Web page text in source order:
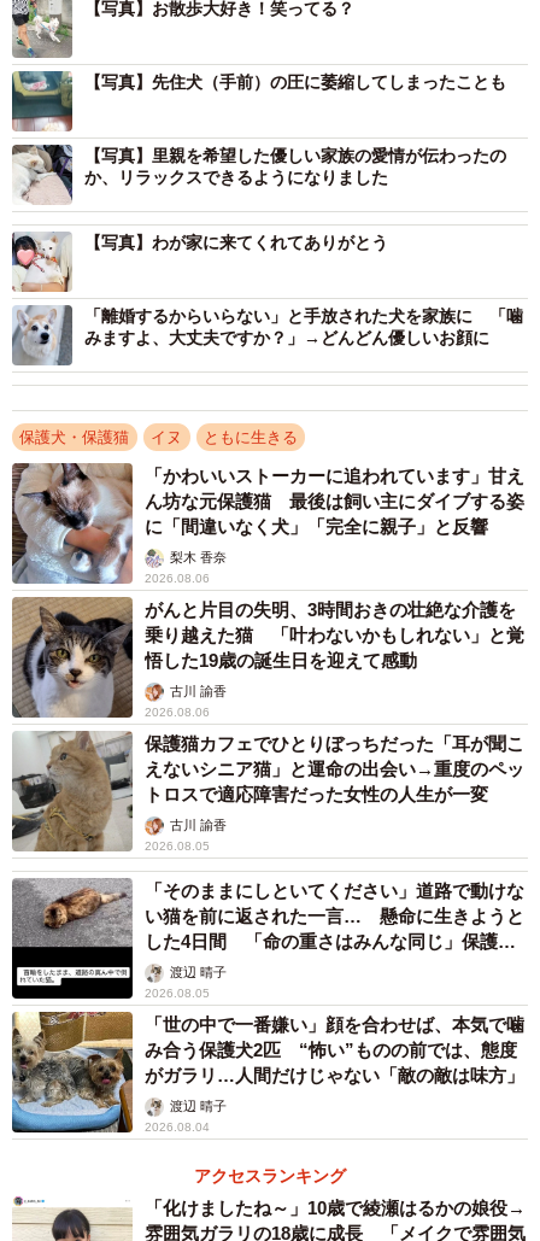
散歩の際は笑顔を浮かべてくれるようになったさくらですが…
先住犬の威圧を受けて萎縮することも
先住犬にとっては面白くなかったのでしょうか。「大好き
なお父さんを取られた」と思ったのか、さくらがいるケー
ジの前に立ちはだかり、さくらを出さないようにします。
自分より体が小さい先住犬ですが、またもさくらは気配を
消し、申し訳なさそうに過ごしていました。
2週間ほどで理解した「ここが私の『ずっとのお
そんな控えめな姿がまた愛おしく思わせるさくらでした
【写真】お散歩大好き！笑ってる？
【写真】先住犬（手前）の圧に萎縮してしまったことも
【写真】里親を希望した優しい家族の愛情が伝わったの
か、リラックスできるようになりました
【写真】わが家に来てくれてありがとう
「離婚するからいらない」と手放された犬を家族に 「噛
みますよ、大丈夫ですか？」→どんどん優しいお顔に
保護犬・保護猫 イヌ ともに生きる
「かわいいストーカーに追われています」甘え
ん坊な元保護猫 最後は飼い主にダイブする姿
に「間違いなく犬」「完全に親子」と反響
梨木 香奈
2026.08.06
がんと片目の失明、3時間おきの壮絶な介護を
乗り越えた猫 「叶わないかもしれない」と覚
悟した19歳の誕生日を迎えて感動
古川 諭香
2026.08.06
保護猫カフェでひとりぼっちだった「耳が聞こ
えないシニア猫」と運命の出会い→重度のペッ
トロスで適応障害だった女性の人生が一変
古川 諭香
2026.08.05
「そのままにしといてください」道路で動けな
い猫を前に返された一言… 懸命に生きようと
した4日間 「命の重さはみんな同じ」保護団
体代表の訴え
渡辺 晴子
2026.08.05
「世の中で一番嫌い」顔を合わせば、本気で噛
み合う保護犬2匹 “怖い”ものの前では、態度
がガラリ…人間だけじゃない「敵の敵は味方」
渡辺 晴子
2026.08.04
アクセスランキング
「化けましたね～」10歳で綾瀬はるかの娘役→
雰囲気ガラリの18歳に成長 「メイクで雰囲気